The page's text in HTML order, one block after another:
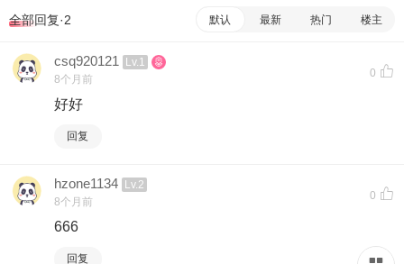
全部回复·2 默认 最新 热门 楼主
0
csq920121
Lv.1
8个月前
好好
回复
0
hzone1134
Lv.2
8个月前
666
回复